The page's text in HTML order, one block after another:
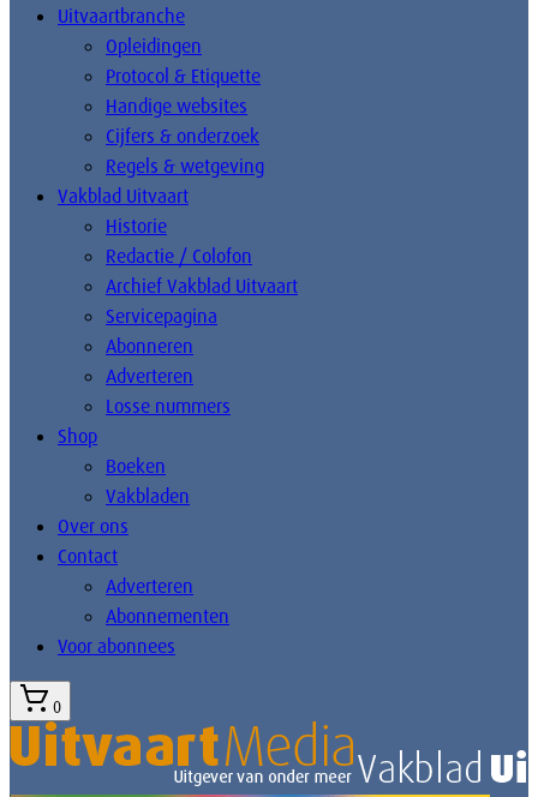
Uitvaartbranche
Opleidingen
Protocol & Etiquette
Handige websites
Cijfers & onderzoek
Regels & wetgeving
Vakblad Uitvaart
Historie
Redactie / Colofon
Archief Vakblad Uitvaart
Servicepagina
Abonneren
Adverteren
Losse nummers
Shop
Boeken
Vakbladen
Over ons
Contact
Adverteren
Abonnementen
Voor abonnees
0